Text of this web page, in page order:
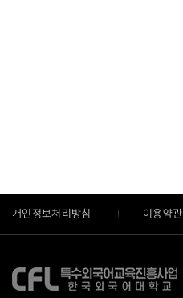
개인정보처리방침 이용약관